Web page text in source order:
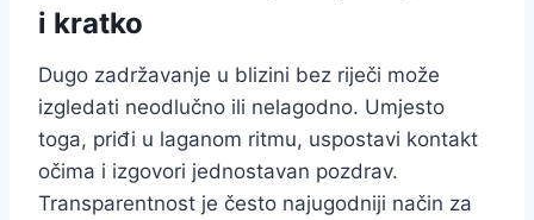
i kratko
Dugo zadržavanje u blizini bez riječi može
izgledati neodlučno ili nelagodno. Umjesto
toga, priđi u laganom ritmu, uspostavi kontakt
očima i izgovori jednostavan pozdrav.
Transparentnost je često najugodniji način za